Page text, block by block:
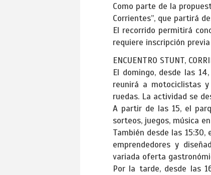
Como parte de la
Corrientes”, que partirá
El recorrido permitirá
requiere inscripción
ENCUENTRO STUNT,
El domingo, desde las
reunirá a motociclistas
ruedas. La actividad se
A partir de las 15, el
sorteos, juegos, música
También desde las
emprendedores y
variada oferta
Por la tarde, desde las